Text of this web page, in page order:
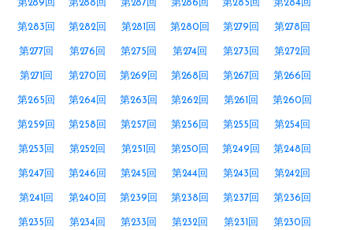
第289回 第288回 第287回 第286回 第285回 第284回
第283回 第282回 第281回 第280回 第279回 第278回
第277回 第276回 第275回 第274回 第273回 第272回
第271回 第270回 第269回 第268回 第267回 第266回
第265回 第264回 第263回 第262回 第261回 第260回
第259回 第258回 第257回 第256回 第255回 第254回
第253回 第252回 第251回 第250回 第249回 第248回
第247回 第246回 第245回 第244回 第243回 第242回
第241回 第240回 第239回 第238回 第237回 第236回
第235回 第234回 第233回 第232回 第231回 第230回